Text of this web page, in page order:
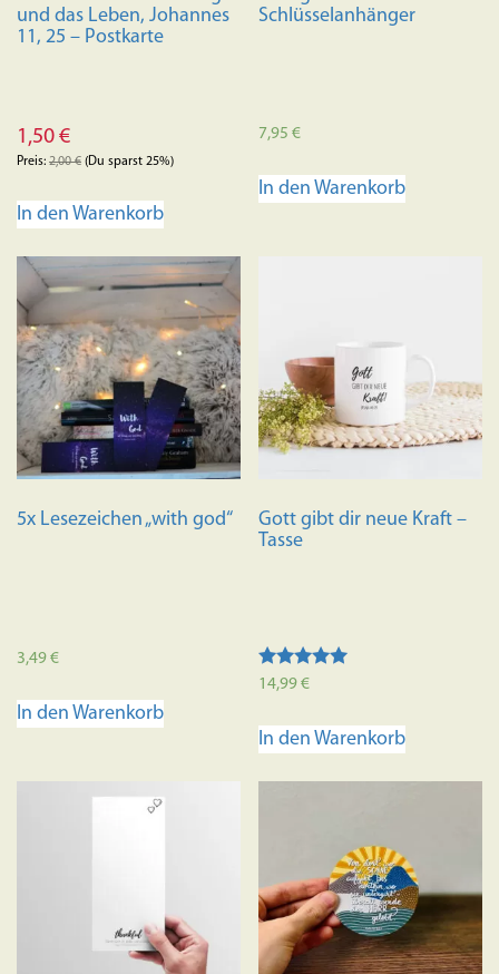
und das Leben, Johannes
11, 25 – Postkarte
1,50 €
Preis: 2,00€ (Du sparst 25%)
In den Warenkorb
Schlüsselanhänger
7,95€
In den Warenkorb
5x Lesezeichen „with god“
3,49€
In den Warenkorb
Gott gibt dir neue Kraft –
Tasse
Bewertet mit
14,99€
In den Warenkorb